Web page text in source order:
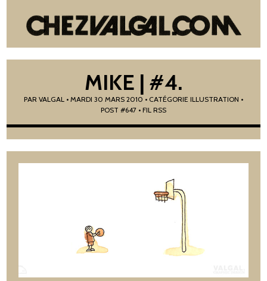
MIKE | #4.
PAR VALGAL• MARDI 30 MARS 2010 • CATÉGORIE ILLUSTRATION •
POST #647 • FIL RSS